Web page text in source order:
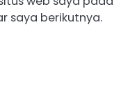
saya berikutnya.